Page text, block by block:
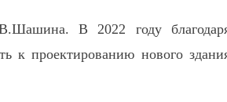
В 2022 году
к проектированию нового